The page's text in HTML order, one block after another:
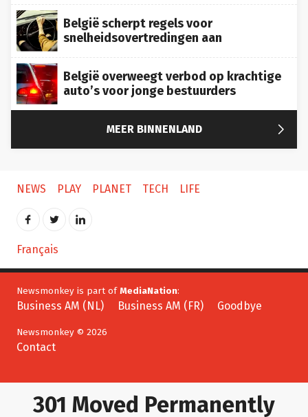
België scherpt regels voor
snelheidsovertredingen aan
België overweegt verbod op krachtige
auto’s voor jonge bestuurders
MEER BINNENLAND 
NEWS PLAY PLANET TECH LIFE
Français
Newsmonkey is part of MediaNation
Business AM (NL) Business AM (FR) Goodbye
Newsmonkey © 2026
Contact
301 Moved Permanently